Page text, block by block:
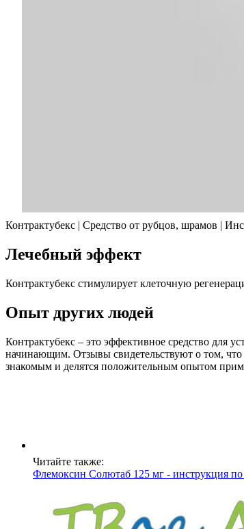
Контрактубекс | Средство от рубцов, шрамов |
Лечебный эффект
Контрактубекс стимулирует клеточную
Опыт других людей
Контрактубекс – это эффективное средство для
начинающим. Отзывы свидетельствуют о том,
знакомым и делятся положительным опытом
Читайте также:
Флемоксин Солютаб 125 мг - инструкция